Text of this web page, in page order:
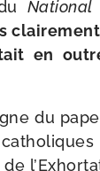
National
en
du